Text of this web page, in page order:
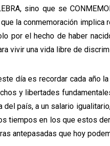
sino que se
la conmemoración
por el hecho de haber
vivir una vida libre de
día es recordar cada año
y libertades
del país, a un salario
tiempos en los que estos
antepasadas que hoy